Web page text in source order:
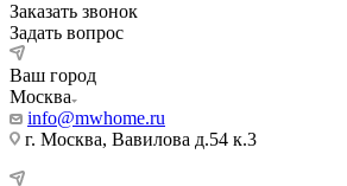
Заказать звонок
Задать вопрос
Ваш город
Москва
info@mwhome.ru
г. Москва, Вавилова д.54 к.3